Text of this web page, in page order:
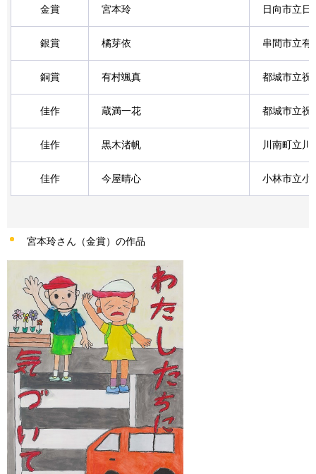
金賞 宮本玲 日向市立日
銀賞 橘芽依 串間市立有
銅賞 有村颯真 都城市立祝
佳作 蔵満一花 都城市立祝
佳作 黒木渚帆 川南町立川
佳作 今屋晴心 小林市立小
宮本玲さん（金賞）の作品